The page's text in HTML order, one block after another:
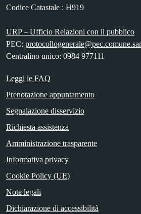
Codice Catastale : H919
URP – Ufficio Relazioni con il pubblico
PEC:
Centralino unico: 0984 977111
Leggi le FAQ
Prenotazione appuntamento
Segnalazione disservizio
Richiesta assistenza
Amministrazione trasparente
Informativa privacy
Cookie Policy (UE)
Note legali
Dichiarazione di accessibilità